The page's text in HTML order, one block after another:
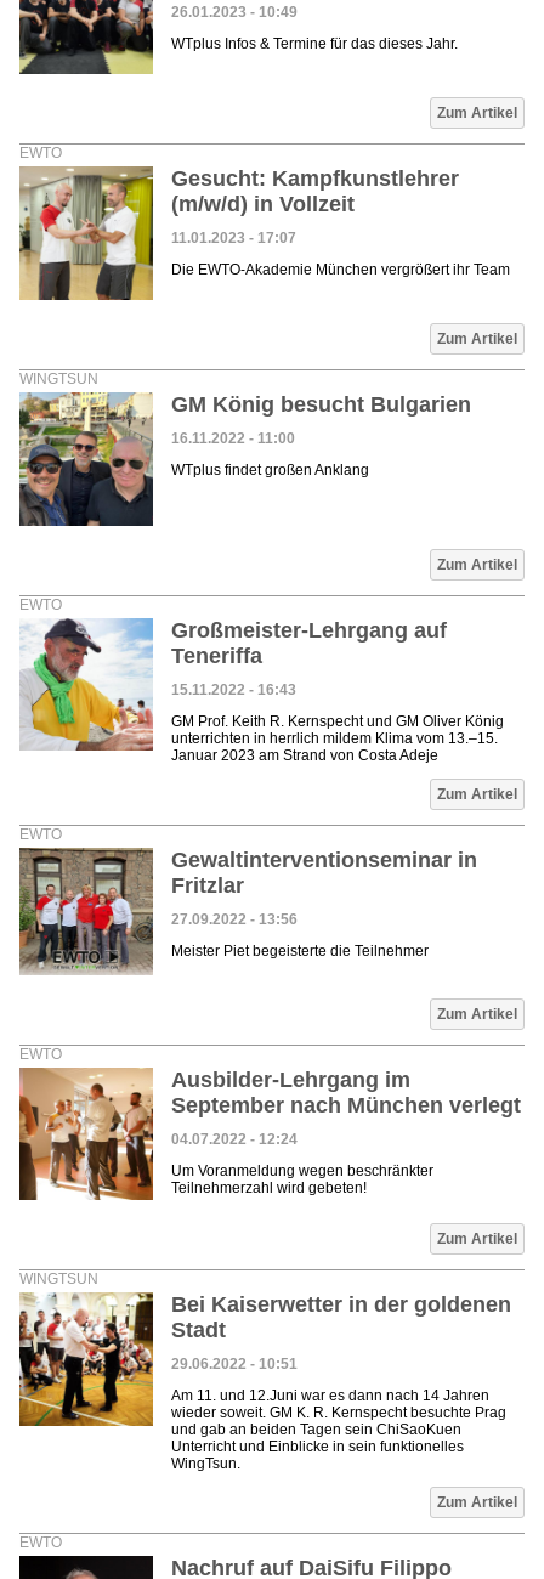
26.01.2023 - 10:49
WTplus Infos & Termine für das dieses Jahr.
Zum Artikel
EWTO
Gesucht: Kampfkunstlehrer
(m/w/d) in Vollzeit
11.01.2023 - 17:07
Die EWTO-Akademie München vergrößert ihr Team
Zum Artikel
WINGTSUN
GM König besucht Bulgarien
16.11.2022 - 11:00
WTplus findet großen Anklang
Zum Artikel
EWTO
Großmeister-Lehrgang auf
Teneriffa
15.11.2022 - 16:43
GM Prof. Keith R. Kernspecht und GM Oliver König
unterrichten in herrlich mildem Klima vom 13.–15.
Januar 2023 am Strand von Costa Adeje
Zum Artikel
EWTO
Gewaltinterventionseminar in
Fritzlar
27.09.2022 - 13:56
Meister Piet begeisterte die Teilnehmer
Zum Artikel
EWTO
Ausbilder-Lehrgang im
September nach München verlegt
04.07.2022 - 12:24
Um Voranmeldung wegen beschränkter
Teilnehmerzahl wird gebeten!
Zum Artikel
WINGTSUN
Bei Kaiserwetter in der goldenen
Stadt
29.06.2022 - 10:51
Am 11. und 12.Juni war es dann nach 14 Jahren
wieder soweit. GM K. R. Kernspecht besuchte Prag
und gab an beiden Tagen sein ChiSaoKuen
Unterricht und Einblicke in sein funktionelles
WingTsun.
Zum Artikel
EWTO
Nachruf auf DaiSifu Filippo